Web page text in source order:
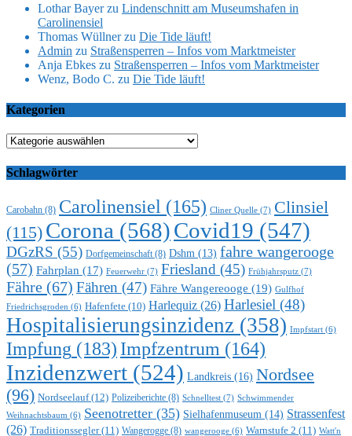
Lothar Bayerzu Lindenschnitt am Museumshafen in
Carolinensiel
Thomas Wüllnerzu Die Tide läuft!
Admin zu Straßensperren – Infos vom Marktmeister
Anja Ebkes zu Straßensperren – Infos vom Marktmeister
Wenz, Bodo C. zu Die Tide läuft!
Kategorien
Kategorien
Schlagwörter
Carobahn (8) Carolinensiel (165) Cliner Quelle (7) Clinsiel
(115) Corona (568)Covid19 (547)
DGzRS (55) Dorfgemeinschaft(8) Dshm (13) fahre wangerooge
(57) Fahrplan (17) Feuerwehr (7) Friesland (45) Frühjahrsputz (7)
Fähre (67) Fähren (47) Fähre Wangereooge (19) Gulfhof
Friedrichsgroden (6) Hafenfete (10) Harlequiz (26) Harlesiel (48)
Hospitalisierungsinzidenz (358) Impfstart (6)
Impfung (183) Impfzentrum (164)
Inzidenzwert (524) Landkreis (16) Nordsee
(96) Nordseelauf(12) Polizeiberichte (8) Schnelltest (7) Schwimmender
Weihnachtsbaum (6) Seenotretter (35) Sielhafenmuseum (14) Strassenfest
(26) Traditionssegler(11) Wangerogge (8) wangerooge (6) Warnstufe 2 (11) Watt'n